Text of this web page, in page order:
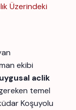
Üzerindeki
ekibi
aclik
temel
Koşuyolu